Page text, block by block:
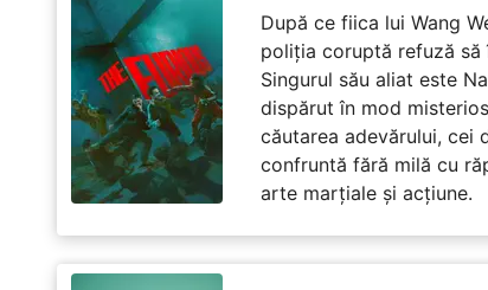
După ce fiica lui Wang
poliția coruptă refuză să
Singurul său aliat este
dispărut în mod
căutarea adevărului, cei
confruntă fără milă cu
arte marțiale și acțiune.